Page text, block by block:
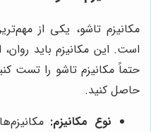
مکانیزم تاشو، یکی از
است. این مکانیزم باید
حتماً مکانیزم تاشو را تست
حاصل کنید.
نوع مکانیزم: